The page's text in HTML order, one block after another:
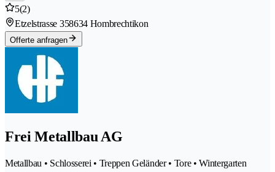
5(2)
Etzelstrasse 358634 Hombrechtikon
Offerte anfragen
Frei Metallbau AG
Metallbau • Schlosserei • Treppen Geländer • Tore • Wintergarten